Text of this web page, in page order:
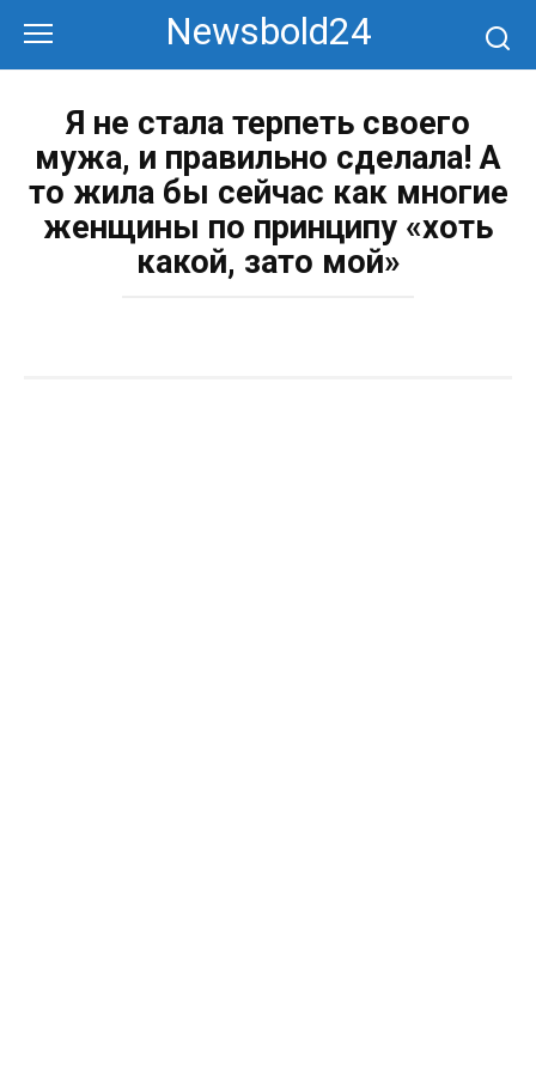
контенту
Newsbold24
Я не стала терпеть своего
мужа, и правильно сделала! А
то жила бы сейчас как многие
женщины по принципу «хоть
какой, зато мой»